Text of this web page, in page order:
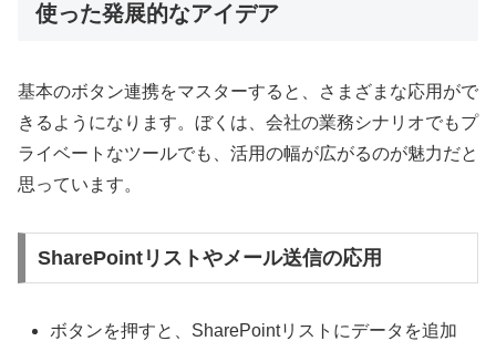
使った発展的なアイデア
基本のボタン連携をマスターすると、さまざまな応用がで
きるようになります。ぼくは、会社の業務シナリオでもプ
ライベートなツールでも、活用の幅が広がるのが魅力だと
思っています。
SharePointリストやメール送信の応用
ボタンを押すと、SharePointリストにデータを追加